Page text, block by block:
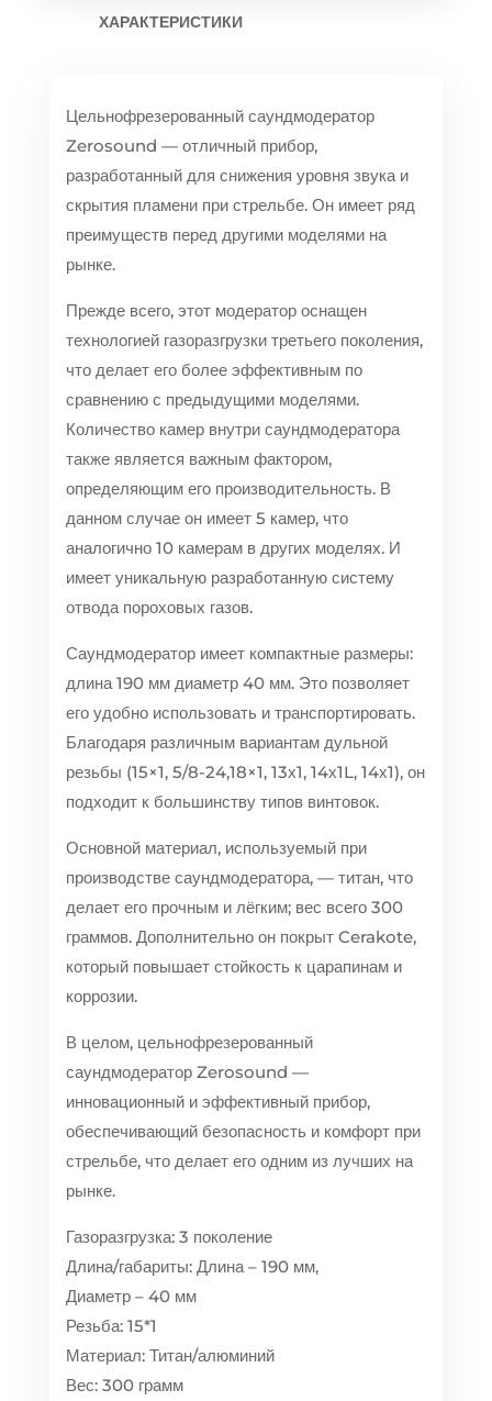
ХАРАКТЕРИСТИКИ
Цельнофрезерованный саундмодератор
Zerosound — отличный прибор,
разработанный для снижения уровня звука и
скрытия пламени при стрельбе. Он имеет ряд
преимуществ перед другими моделями на
рынке.
Прежде всего, этот модератор оснащен
технологией газоразгрузки третьего поколения,
что делает его более эффективным по
сравнению с предыдущими моделями.
Количество камер внутри саундмодератора
также является важным фактором,
определяющим его производительность. В
данном случае он имеет 5 камер, что
аналогично 10 камерам в других моделях. И
имеет уникальную разработанную систему
отвода пороховых газов.
Саундмодератор имеет компактные размеры:
длина 190 мм диаметр 40 мм. Это позволяет
его удобно использовать и транспортировать.
Благодаря различным вариантам дульной
резьбы (15×1, 5/8-24,18×1, 13х1, 14х1L, 14х1), он
подходит к большинству типов винтовок.
Основной материал, используемый при
производстве саундмодератора, — титан, что
делает его прочным и лёгким; вес всего 300
граммов. Дополнительно он покрыт Cerakote,
который повышает стойкость к царапинам и
коррозии.
В целом, цельнофрезерованный
саундмодератор Zerosound —
инновационный и эффективный прибор,
обеспечивающий безопасность и комфорт при
стрельбе, что делает его одним из лучших на
рынке.
Газоразгрузка: 3 поколение
Длина/габариты: Длина – 190 мм,
Диаметр – 40 мм
Резьба: 15*1
Материал: Титан/алюминий
Вес: 300 грамм